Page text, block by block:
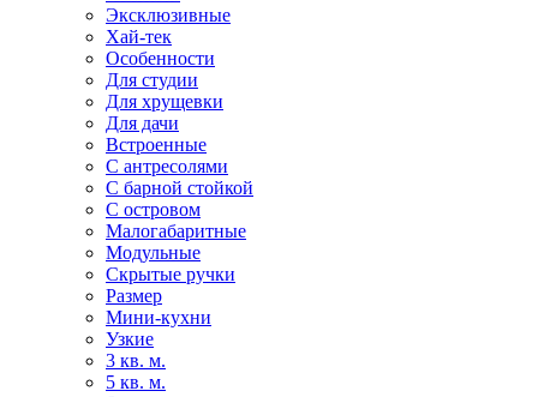
Эксклюзивные
Хай-тек
Особенности
Для студии
Для хрущевки
Для дачи
Встроенные
С антресолями
С барной стойкой
С островом
Малогабаритные
Модульные
Скрытые ручки
Размер
Мини-кухни
Узкие
3 кв. м.
5 кв. м.